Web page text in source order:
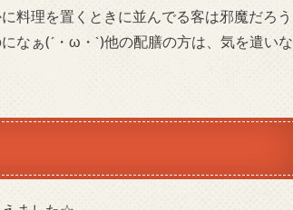
料理を置くときに並んでる客は邪魔だろう
なぁ(´・ω・`)他の配膳の方は、気を遣いな